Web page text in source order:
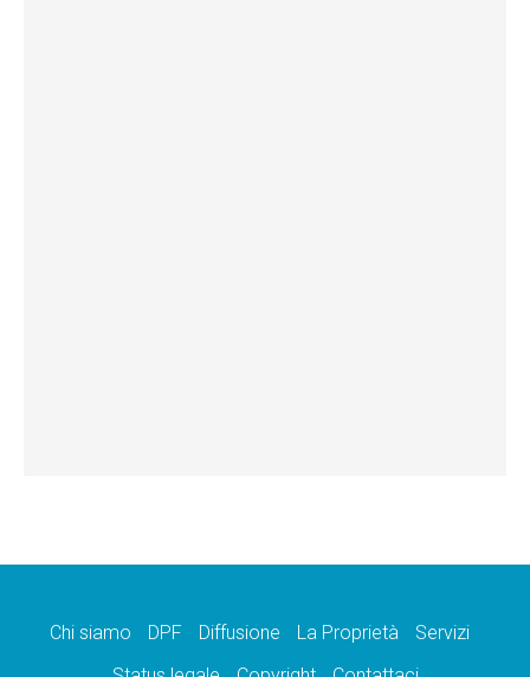
Chi siamo DPF Diffusione La Proprietà
Servizi